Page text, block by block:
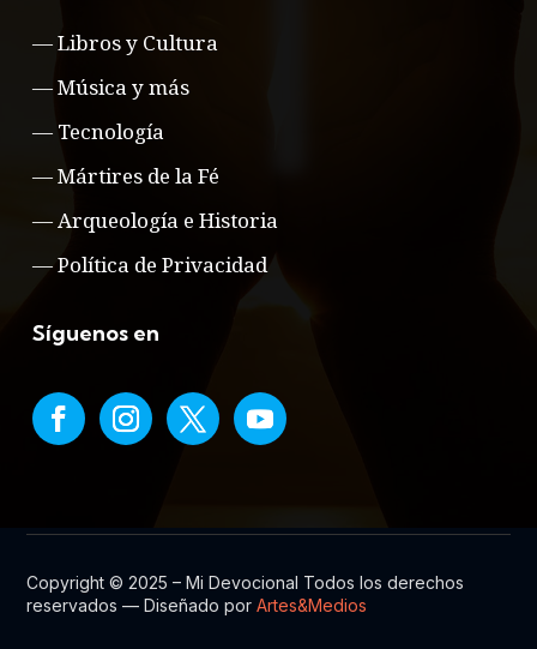
—Libros y Cultura
—Música y más
— Tecnología
—Mártires de la Fé
—Arqueología e Historia
—Política de Privacidad
Síguenos en
Copyright © 2025 – Mi Devocional Todos los derechos
reservados — Diseñado porArtes&Medios